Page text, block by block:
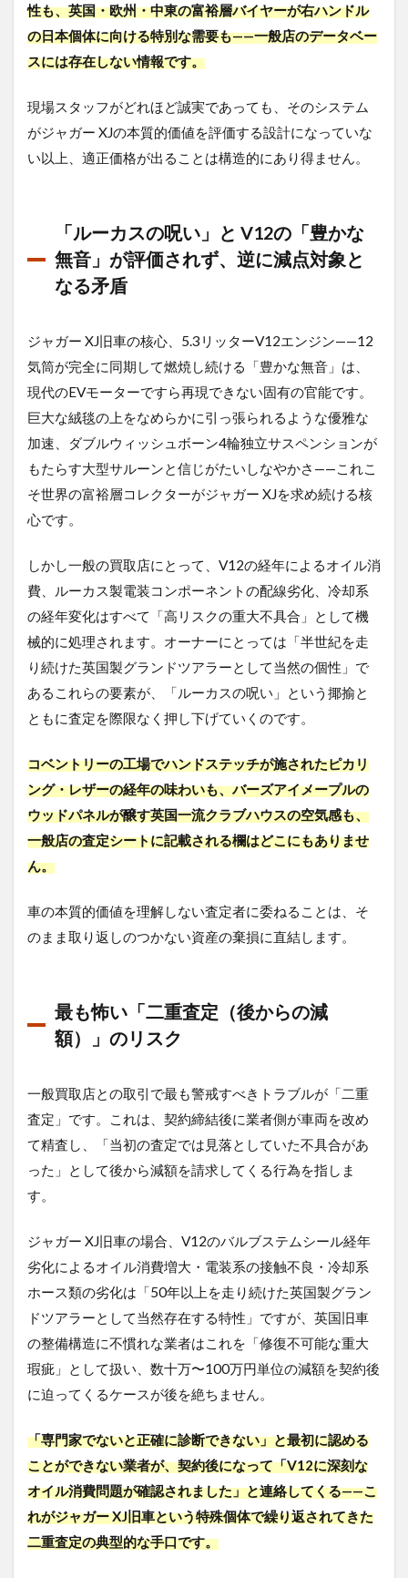
「専門
店」の
選び方
2.1
の鑑
定士
が見
る
定」
のポ
イン
ト
の販
路を
専門
店の
強み
2.3
め｜
価値
前
に、
適正
な査
定を
性も、英国・欧州・中東の富裕層バイヤーが右ハンドル
の日本個体に向ける特別な需要も——一般店のデータベー
スには存在しない情報です。
現場スタッフがどれほど誠実であっても、そのシステム
がジャガー XJの本質的価値を評価する設計になっていな
い以上、適正価格が出ることは構造的にあり得ません。
「ルーカスの呪い」と V12の「豊かな
無音」が評価されず、逆に減点対象と
なる矛盾
ジャガー XJ旧車の核心、5.3リッターV12エンジン——12
気筒が完全に同期して燃焼し続ける「豊かな無音」は、
現代のEVモーターですら再現できない固有の官能です。
巨大な絨毯の上をなめらかに引っ張られるような優雅な
加速、ダブルウィッシュボーン4輪独立サスペンションが
もたらす大型サルーンと信じがたいしなやかさ——これこ
そ世界の富裕層コレクターがジャガー XJを求め続ける核
心です。
しかし一般の買取店にとって、V12の経年によるオイル消
費、ルーカス製電装コンポーネントの配線劣化、冷却系
の経年変化はすべて「高リスクの重大不具合」として機
械的に処理されます。オーナーにとっては「半世紀を走
り続けた英国製グランドツアラーとして当然の個性」で
あるこれらの要素が、「ルーカスの呪い」という揶揄と
ともに査定を際限なく押し下げていくのです。
コベントリーの工場でハンドステッチが施されたピカリ
ング・レザーの経年の味わいも、バーズアイメープルの
ウッドパネルが醸す英国一流クラブハウスの空気感も、
一般店の査定シートに記載される欄はどこにもありませ
ん。
車の本質的価値を理解しない査定者に委ねることは、そ
のまま取り返しのつかない資産の棄損に直結します。
最も怖い「二重査定（後からの減
額）」のリスク
一般買取店との取引で最も警戒すべきトラブルが「二重
査定」です。これは、契約締結後に業者側が車両を改め
て精査し、「当初の査定では見落としていた不具合があ
った」として後から減額を請求してくる行為を指しま
す。
ジャガー XJ旧車の場合、V12のバルブステムシール経年
劣化によるオイル消費増大・電装系の接触不良・冷却系
ホース類の劣化は「50年以上を走り続けた英国製グラン
ドツアラーとして当然存在する特性」ですが、英国旧車
の整備構造に不慣れな業者はこれを「修復不可能な重大
瑕疵」として扱い、数十万〜100万円単位の減額を契約後
に迫ってくるケースが後を絶ちません。
「専門家でないと正確に診断できない」と最初に認める
ことができない業者が、契約後になって「V12に深刻な
オイル消費問題が確認されました」と連絡してくる——こ
れがジャガー XJ旧車という特殊個体で繰り返されてきた
二重査定の典型的な手口です。